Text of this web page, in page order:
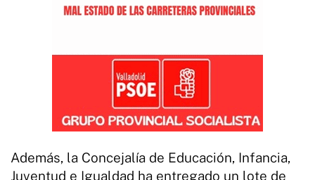
Además, la Concejalía de Educación, Infancia,
Juventud e Igualdad ha entregado un lote de